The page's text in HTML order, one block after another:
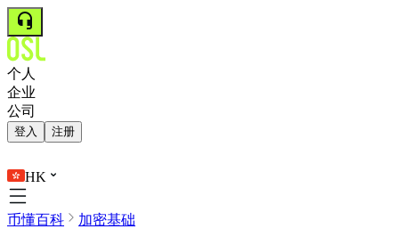
个人
企业
公司
登入 注册
HK
币懂百科 加密基础